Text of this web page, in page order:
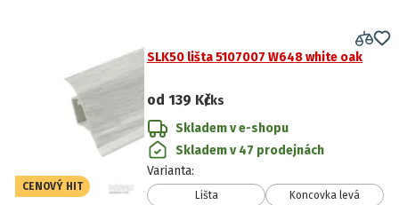
CENOVÝ HIT
SLK50 lišta 5107007 W648 white oak
od 139 Kč/ks
Skladem v e-shopu
Skladem v 47 prodejnách
Varianta:
Lišta
Koncovka levá